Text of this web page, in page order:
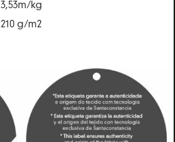
3,53m/kg
210 g/m2